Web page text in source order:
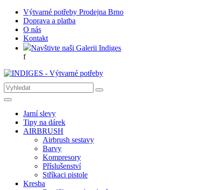
Výtvarné potřeby Prodejna Brno
Doprava a platba
O nás
Kontakt
Navštivte naši Galerii Indiges
f
Jarní slevy
Tipy na dárek
AIRBRUSH
Airbrush sestavy
Barvy
Kompresory
Příslušenství
Stříkaci pistole
Kresba